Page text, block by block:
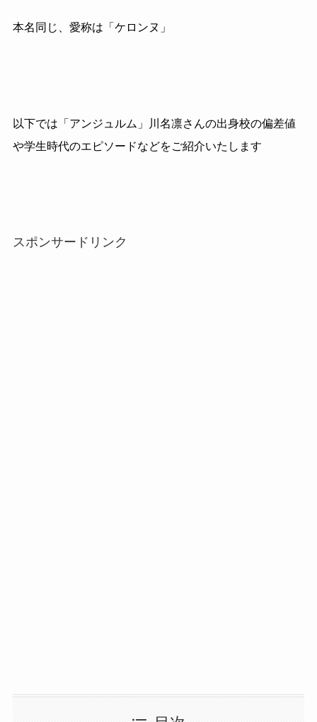
本名同じ、愛称は「ケロンヌ」
以下では「アンジュルム」川名凛さんの出身校の偏差値
や学生時代のエピソードなどをご紹介いたします
スポンサードリンク